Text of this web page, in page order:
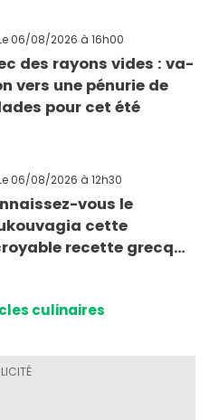
06/08/2026 à 16h00
des rayons vides : va-
vers une pénurie de
pour cet été
06/08/2026 à 12h30
vous le
cette
recette grecque
culinaires